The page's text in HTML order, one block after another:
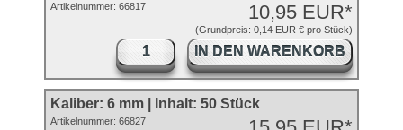
10,95 EUR*
(Grundpreis: 0,14 EUR € pro Stück)
Artikelnummer: 66817
IN DEN WARENKORB
Kaliber: 6 mm | Inhalt: 50 Stück
Artikelnummer: 66827